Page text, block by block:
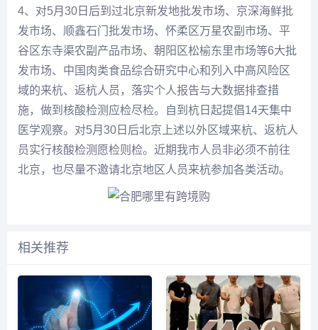
4、对5月30日后到过北京新发地批发市场、京深海鲜批
发市场、顺鑫石门批发市场、怀柔区万星农副市场、平
谷区东寺渠农副产品市场、朝阳区松榆东里市场等6大批
发市场、中国肉类食品综合研究中心和列入中高风险区
域的来杭、返杭人员，落实个人报告与大数据排查措
施，做到核酸检测应检尽检。自到杭日起提倡14天集中
医学观察。对5月30日后北京上述以外区域来杭、返杭人
员实行核酸检测愿检则检。近期我市人员非必须不前往
北京，也尽量不邀请北京地区人员来杭参加各类活动。
相关推荐